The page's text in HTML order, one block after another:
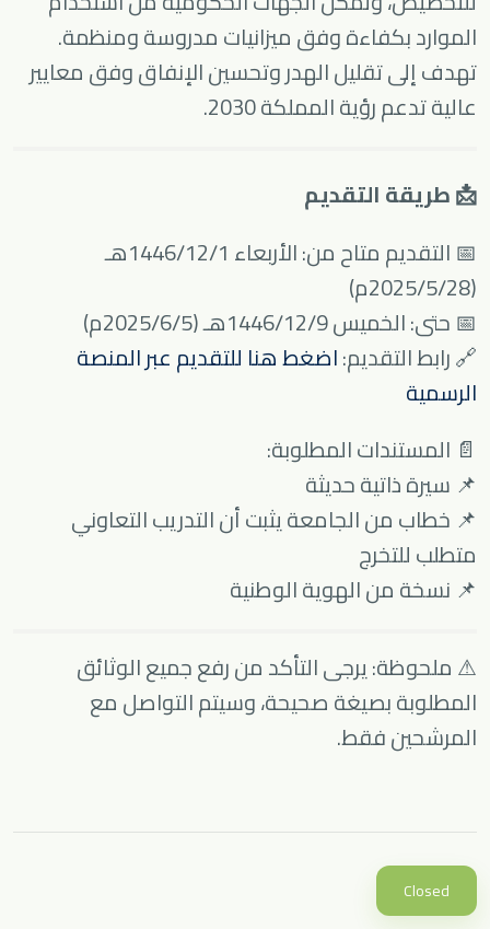
الموارد بكفاءة وفق ميزانيات مدروسة ومنظمة.
تهدف إلى تقليل الهدر وتحسين الإنفاق وفق معايير
عالية تدعم رؤية المملكة 2030.
📩 طريقة التقديم
📅 التقديم متاح من: الأربعاء 1446/12/1هـ
(2025/5/28م)
📅 حتى: الخميس 1446/12/9هـ (2025/6/5م)
🔗 رابط التقديم:اضغط هنا للتقديم عبر المنصة
الرسمية
📄 المستندات المطلوبة:
📌 سيرة ذاتية حديثة
📌 خطاب من الجامعة يثبت أن التدريب التعاوني
متطلب للتخرج
📌 نسخة من الهوية الوطنية
⚠ ملحوظة: يرجى التأكد من رفع جميع الوثائق
المطلوبة بصيغة صحيحة، وسيتم التواصل مع
المرشحين فقط.
Closed